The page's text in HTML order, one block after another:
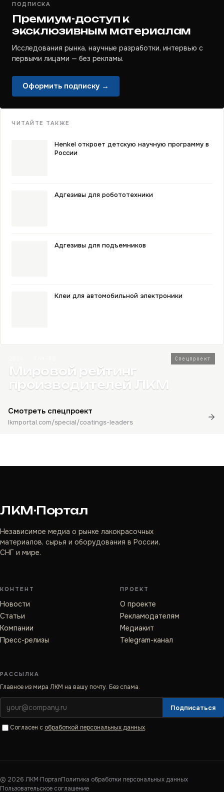
ПОДПИСКА
Премиум-доступ к
эксклюзивным материалам
Исследования рынка, научные разработки, интервью с
первыми лицами — без рекламы.
Оформить подписку →
ЧИТАЙТЕ ТАКЖЕ
Henkel откроет детскую научную программу в
России
Адгезивы для робототехники
Адгезивы для подъемников
Клеи для автомобильной электроники
Спецпроект
Мировой рейтинг
производителей ЛКМ
Смотреть спецпроект
lkmportal.com/special/coatings-leaders
ЛКМ·Портал
Независимое медиа о рынке лакокрасочных
материалов, сырья и оборудования в России,
СНГ и мире.
КОНТЕНТ
Новости
Статьи
Компании
Пресс-релизы
ПРОЕКТ
О проекте
Рекламодателям
Медиакит
Telegram-канал
РАССЫЛКА
Главное из мира ЛКМ на вашу почту. Без спама.
Подписаться
Согласен с обработкой персональных данных.
© 2026 ЛКМ·ПорталПолитика обработки персональных данных
Пользовательское соглашение